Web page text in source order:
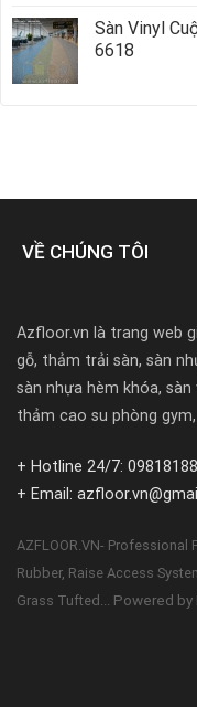
Sàn Vinyl
6618
VỀ CHÚNG TÔI
Azfloor.vn là trang web
gỗ, thảm trải sàn, sàn
sàn nhựa hèm khóa,
thảm cao su phòng
+ Hotline 24/7:
+ Email:
AZFLOOR.VN- Professional
Rubber, Raise Access
Grass Tufted... Powered by